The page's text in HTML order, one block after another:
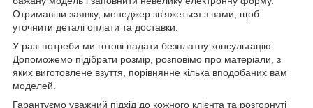
Отримавши заявку, менеджер зв'яжеться з вами, щоб
уточнити деталі оплати та доставки.
У разі потреби ми готові надати безплатну консультацію.
Допоможемо підібрати розмір, розповімо про матеріали, з
яких виготовлене взуття, порівнянне кілька вподобаних вам
моделей.
Гарантуємо уважний підхід до кожного клієнта та розгорнуті